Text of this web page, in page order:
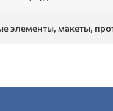
макеты,